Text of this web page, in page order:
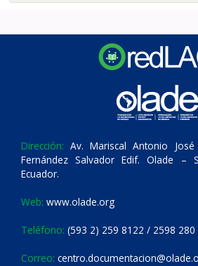
Dirección: Av. Mariscal Antonio
Fernández Salvador Edif. Olade –
Ecuador.
Web: www.olade.org
Teléfono: (593 2) 259 8122 / 2598 280
Correo: